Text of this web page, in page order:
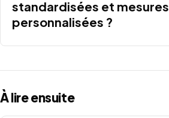
standardisées et mesures
personnalisées ?
À lire ensuite